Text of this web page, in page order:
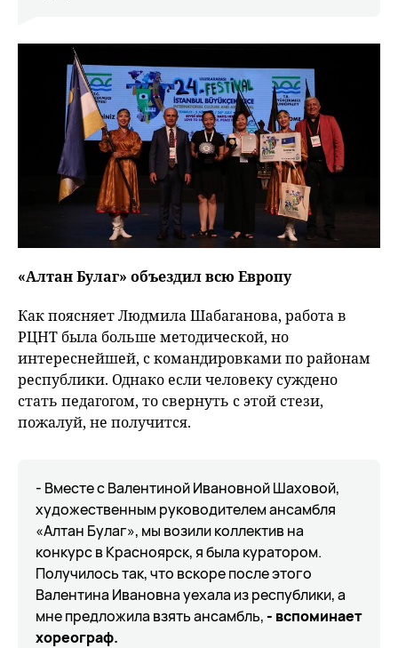
«Алтан Булаг» объездил всю Европу
Как поясняет Людмила Шабаганова, работа в
РЦНТ была больше методической, но
интереснейшей, с командировками по районам
республики. Однако если человеку суждено
стать педагогом, то свернуть с этой стези,
пожалуй, не получится.
- Вместе с Валентиной Ивановной Шаховой,
художественным руководителем ансамбля
«Алтан Булаг», мы возили коллектив на
конкурс в Красноярск, я была куратором.
Получилось так, что вскоре после этого
Валентина Ивановна уехала из республики, а
мне предложила взять ансамбль, - вспоминает
хореограф.